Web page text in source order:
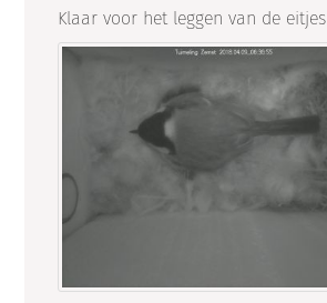
Klaar voor het leggen van de eitjes